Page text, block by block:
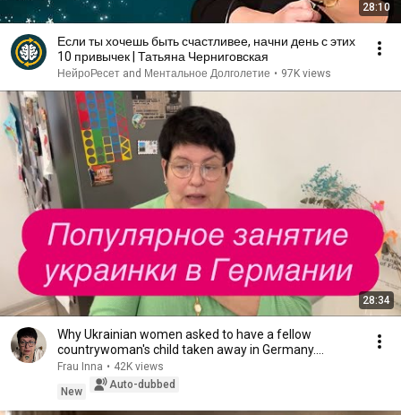
28:10
Если ты хочешь быть счастливее, начни день с этих
10 привычек | Татьяна Черниговская
НейроРесет and Ментальное Долголетие • 97K views
28:34
Why Ukrainian women asked to have a fellow
countrywoman's child taken away in Germany.
#ukrainian...
Frau Inna • 42K views
New
Auto-dubbed